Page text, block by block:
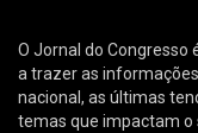
O Jornal do Congresso
a trazer as
nacional, as últimas
temas que impactam o